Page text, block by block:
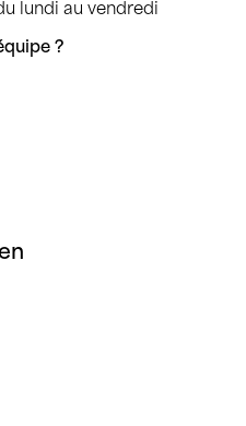
lundi au vendredi
?